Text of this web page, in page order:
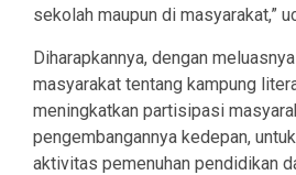
sekolah maupun di masyarakat,”
Diharapkannya, dengan
masyarakat tentang kampung
meningkatkan partisipasi
pengembangannya kedepan,
aktivitas pemenuhan pendidikan